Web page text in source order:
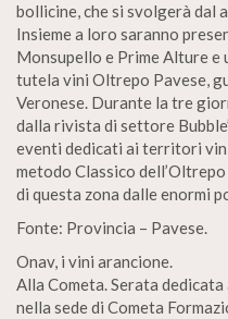
bollicine, che si svolgerà dal
Insieme a loro saranno
Monsupello e Prime Alture e
tutela vini Oltrepo Pavese,
Veronese. Durante la tre
dalla rivista di settore
eventi dedicati ai territori
metodo Classico
di questa zona dalle enormi
Fonte: Provincia – Pavese.
Onav, i vini arancione.
Alla Cometa. Serata
nella sede di Cometa